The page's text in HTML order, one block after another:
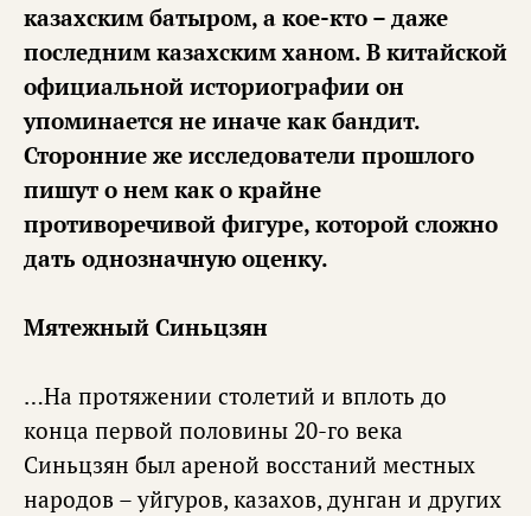
казахским батыром, а кое-кто – даже
последним казахским ханом. В китайской
официальной историографии он
упоминается не иначе как бандит.
Сторонние же исследователи прошлого
пишут о нем как о крайне
противоречивой фигуре, которой сложно
дать однозначную оценку.
Мятежный Синьцзян
…На протяжении столетий и вплоть до
конца первой половины 20-го века
Синьцзян был ареной восстаний местных
народов – уйгуров, казахов, дунган и других